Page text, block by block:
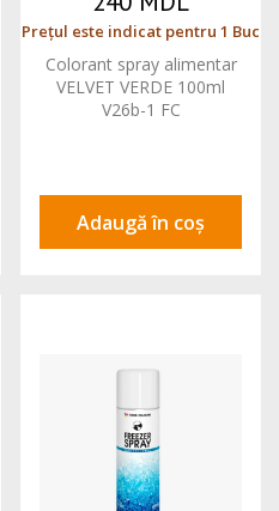
Prețul este indicat pentru 1 Buc
Colorant spray alimentar
VELVET VERDE 100ml
V26b-1 FC
Adaugă în coș